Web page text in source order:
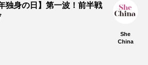
独身の日】第一波！前半戦
She
China